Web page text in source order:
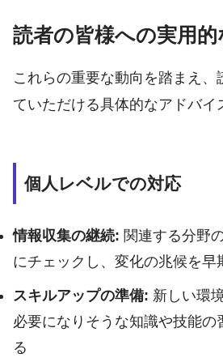
読者の皆様への実用
これらの重要な動向を踏まえ、
ていただける具体的なアドバイ
個人レベルでの対応
情報収集の継続: 関連する分野
にチェックし、変化の兆候を早
スキルアップの準備: 新しい環
必要になりそうな知識や技能の
る